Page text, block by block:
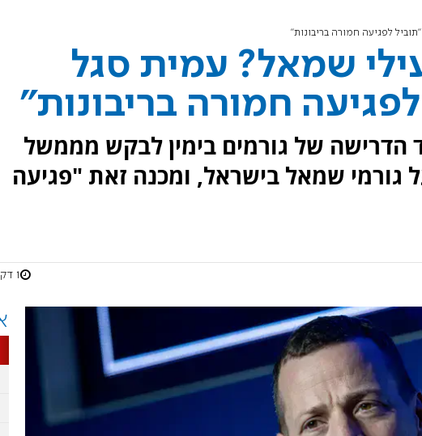
לפגיעה חמורה בריבונות"
שמאל? עמית סגל
חמורה בריבונות"
הדרישה של גורמים בימין לבקש מממשל
גורמי שמאל בישראל, ומכנה זאת "פגיעה
1 דקות